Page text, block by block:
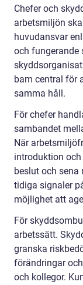
Chefer och
arbetsmiljön
huvudansvar
och fungerande
bam central för
samma håll.
För chefer
sambandet
När
introduktion
beslut och sena
tidiga signaler
möjlighet att
För
arbetssätt.
granska
förändringar
och kollegor.